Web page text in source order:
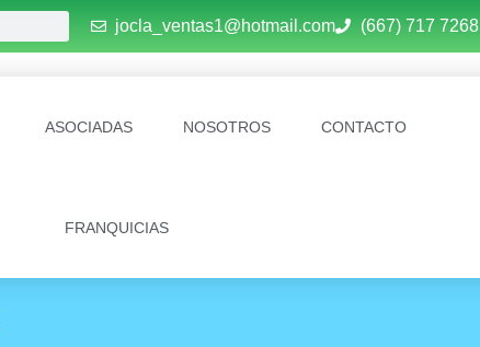
jocla_ventas1@hotmail.com (667) 717 7268
ASOCIADAS NOSOTROS CONTACTO
FRANQUICIAS